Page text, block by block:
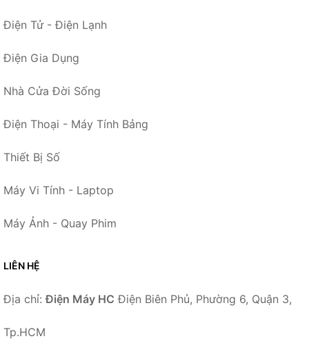
Điện Tử - Điện Lạnh
Điện Gia Dụng
Nhà Cửa Đời Sống
Điện Thoại - Máy Tính Bảng
Thiết Bị Số
Máy Vi Tính - Laptop
Máy Ảnh - Quay Phim
LIÊN HỆ
Địa chỉ:Điện Máy HC Điện Biên Phủ, Phường 6, Quận 3,
Tp.HCM